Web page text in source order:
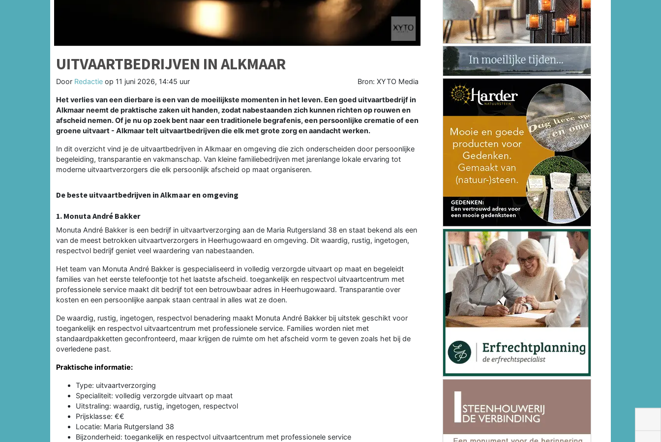
UITVAARTBEDRIJVEN IN ALKMAAR
Door Redactie op 11 juni 2026, 14:45 uur Bron: XYTO Media
Het verlies van een dierbare is een van de moeilijkste momenten in het leven. Een goed uitvaartbedrijf in
Alkmaar neemt de praktische zaken uit handen, zodat nabestaanden zich kunnen richten op rouwen en
afscheid nemen. Of je nu op zoek bent naar een traditionele begrafenis, een persoonlijke crematie of een
groene uitvaart - Alkmaar telt uitvaartbedrijven die elk met grote zorg en aandacht werken.
In dit overzicht vind je de uitvaartbedrijven in Alkmaar en omgeving die zich onderscheiden door persoonlijke
begeleiding, transparantie en vakmanschap. Van kleine familiebedrijven met jarenlange lokale ervaring tot
moderne uitvaartverzorgers die elk persoonlijk afscheid op maat organiseren.
De beste uitvaartbedrijven in Alkmaar en omgeving
1. Monuta André Bakker
Monuta André Bakker is een bedrijf in uitvaartverzorging aan de Maria Rutgersland 38 en staat bekend als een
van de meest betrokken uitvaartverzorgers in Heerhugowaard en omgeving. Dit waardig, rustig, ingetogen,
respectvol bedrijf geniet veel waardering van nabestaanden.
Het team van Monuta André Bakker is gespecialiseerd in volledig verzorgde uitvaart op maat en begeleidt
families van het eerste telefoontje tot het laatste afscheid. toegankelijk en respectvol uitvaartcentrum met
professionele service maakt dit bedrijf tot een betrouwbaar adres in Heerhugowaard. Transparantie over
kosten en een persoonlijke aanpak staan centraal in alles wat ze doen.
De waardig, rustig, ingetogen, respectvol benadering maakt Monuta André Bakker bij uitstek geschikt voor
toegankelijk en respectvol uitvaartcentrum met professionele service. Families worden niet met
standaardpakketten geconfronteerd, maar krijgen de ruimte om het afscheid vorm te geven zoals het bij de
overledene past.
Praktische informatie:
Type: uitvaartverzorging
Specialiteit: volledig verzorgde uitvaart op maat
Uitstraling: waardig, rustig, ingetogen, respectvol
Prijsklasse: €€
Locatie: Maria Rutgersland 38
Bijzonderheid: toegankelijk en respectvol uitvaartcentrum met professionele service